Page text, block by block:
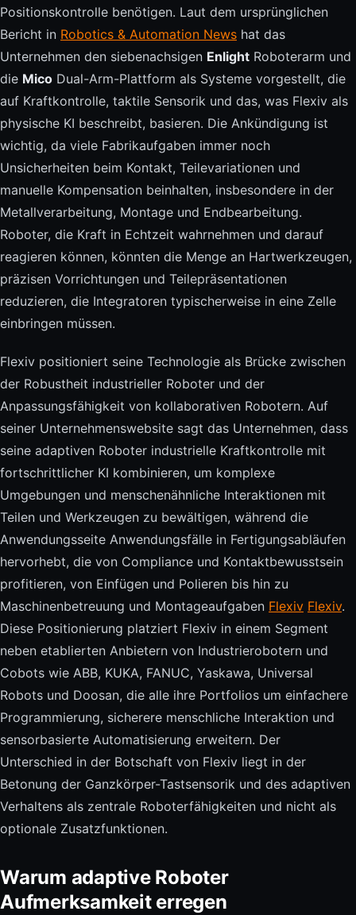
Positionskontrolle benötigen. Laut dem ursprünglichen
Bericht in Robotics & Automation News hat das
Unternehmen den siebenachsigen Enlight Roboterarm und
die Mico Dual-Arm-Plattform als Systeme vorgestellt, die
auf Kraftkontrolle, taktile Sensorik und das, was Flexiv als
physische KI beschreibt, basieren. Die Ankündigung ist
wichtig, da viele Fabrikaufgaben immer noch
Unsicherheiten beim Kontakt, Teilevariationen und
manuelle Kompensation beinhalten, insbesondere in der
Metallverarbeitung, Montage und Endbearbeitung.
Roboter, die Kraft in Echtzeit wahrnehmen und darauf
reagieren können, könnten die Menge an Hartwerkzeugen,
präzisen Vorrichtungen und Teilepräsentationen
reduzieren, die Integratoren typischerweise in eine Zelle
einbringen müssen.
Flexiv positioniert seine Technologie als Brücke zwischen
der Robustheit industrieller Roboter und der
Anpassungsfähigkeit von kollaborativen Robotern. Auf
seiner Unternehmenswebsite sagt das Unternehmen, dass
seine adaptiven Roboter industrielle Kraftkontrolle mit
fortschrittlicher KI kombinieren, um komplexe
Umgebungen und menschenähnliche Interaktionen mit
Teilen und Werkzeugen zu bewältigen, während die
Anwendungsseite Anwendungsfälle in Fertigungsabläufen
hervorhebt, die von Compliance und Kontaktbewusstsein
profitieren, von Einfügen und Polieren bis hin zu
Maschinenbetreuung und Montageaufgaben Flexiv Flexiv.
Diese Positionierung platziert Flexiv in einem Segment
neben etablierten Anbietern von Industrierobotern und
Cobots wie ABB, KUKA, FANUC, Yaskawa, Universal
Robots und Doosan, die alle ihre Portfolios um einfachere
Programmierung, sicherere menschliche Interaktion und
sensorbasierte Automatisierung erweitern. Der
Unterschied in der Botschaft von Flexiv liegt in der
Betonung der Ganzkörper-Tastsensorik und des adaptiven
Verhaltens als zentrale Roboterfähigkeiten und nicht als
optionale Zusatzfunktionen.
Warum adaptive Roboter
Aufmerksamkeit erregen